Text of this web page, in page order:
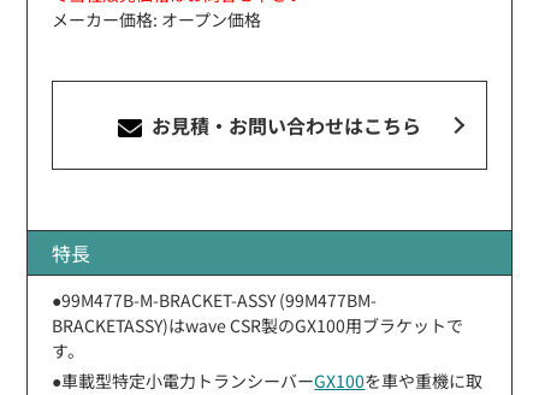
メーカー価格: オープン価格
お見積・お問い合わせはこちら
特長
●99M477B-M-BRACKET-ASSY (99M477BM-
BRACKETASSY)はwave CSR製のGX100用ブラケットで
す。
●車載型特定小電力トランシーバーGX100を車や重機に取